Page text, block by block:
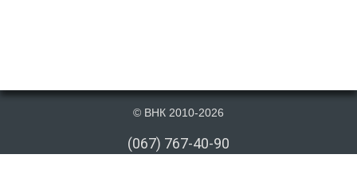
© ВНК 2010-2026
(067) 767-40-90